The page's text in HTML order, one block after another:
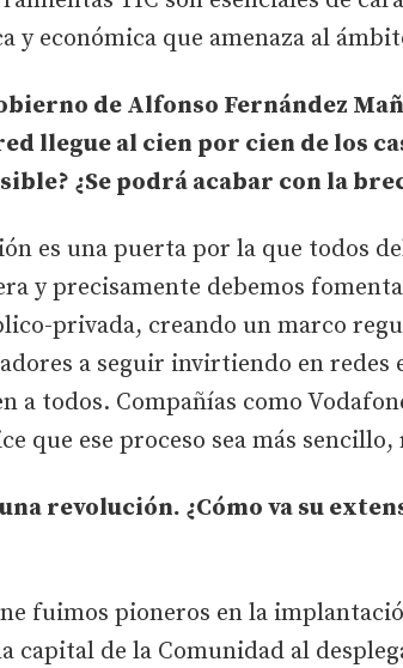
y económica que amenaza al
de Alfonso Fernández
llegue al cien por cien de los
¿Se podrá acabar con la
es una puerta por la que todos
y precisamente debemos
privada, creando un marco
a seguir invirtiendo en
a todos. Compañías como
que ese proceso sea más
una revolución. ¿Cómo va su
fuimos pioneros en la
capital de la Comunidad al